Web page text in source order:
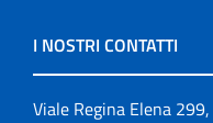
I NOSTRI CONTATTI
Viale Regina Elena